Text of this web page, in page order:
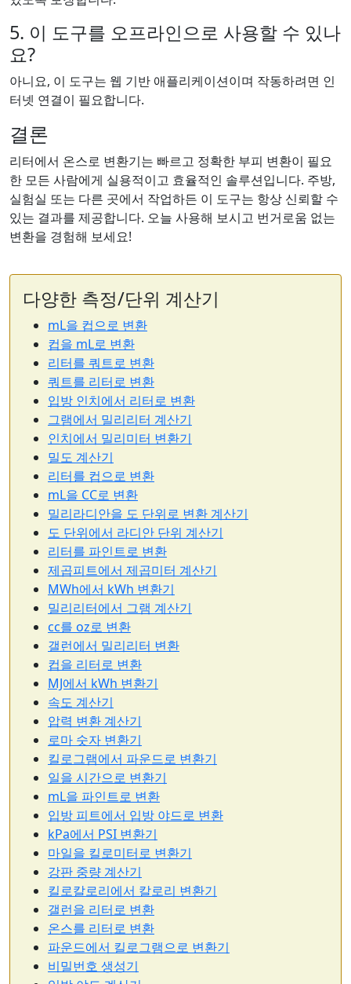
5. 이 도구를 오프라인으로 사용할 수 있나
요?
아니요, 이 도구는 웹 기반 애플리케이션이며 작동하려면 인
터넷 연결이 필요합니다.
결론
리터에서 온스로 변환기는 빠르고 정확한 부피 변환이 필요
한 모든 사람에게 실용적이고 효율적인 솔루션입니다. 주방,
실험실 또는 다른 곳에서 작업하든 이 도구는 항상 신뢰할 수
있는 결과를 제공합니다. 오늘 사용해 보시고 번거로움 없는
변환을 경험해 보세요!
다양한 측정/단위 계산기
mL을 컵으로 변환
컵을 mL로 변환
리터를 쿼트로 변환
쿼트를 리터로 변환
입방 인치에서 리터로 변환
그램에서 밀리리터 계산기
인치에서 밀리미터 변환기
밀도 계산기
리터를 컵으로 변환
mL을 CC로 변환
밀리라디안을 도 단위로 변환 계산기
도 단위에서 라디안 단위 계산기
리터를 파인트로 변환
제곱피트에서 제곱미터 계산기
MWh에서 kWh 변환기
밀리리터에서 그램 계산기
cc를 oz로 변환
갤런에서 밀리리터 변환
컵을 리터로 변환
MJ에서 kWh 변환기
속도 계산기
압력 변환 계산기
로마 숫자 변환기
킬로그램에서 파운드로 변환기
일을 시간으로 변환기
mL을 파인트로 변환
입방 피트에서 입방 야드로 변환
kPa에서 PSI 변환기
마일을 킬로미터로 변환기
강판 중량 계산기
킬로칼로리에서 칼로리 변환기
갤런을 리터로 변환
온스를 리터로 변환
파운드에서 킬로그램으로 변환기
비밀번호 생성기